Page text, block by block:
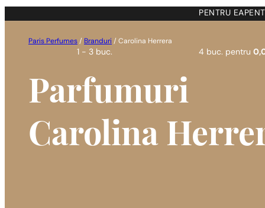
1 - 3 buc. 4 buc. pentru
PENTRU EA
Paris Perfumes / Branduri / Carolina Herrera
Parfumuri
Carolina